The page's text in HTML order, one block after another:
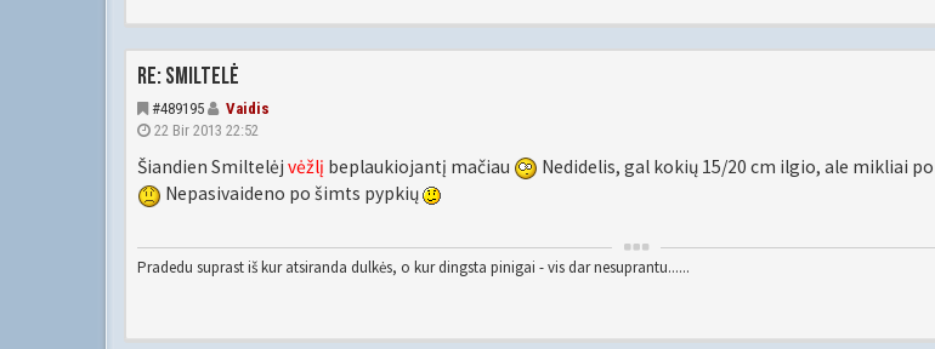
Re: Smiltelė
#489195
Vaidis
22 Bir 2013 22:52
Šiandien Smiltelėj vėžlį beplaukiojantį mačiau
Nedidelis, gal kokių 15/20 cm ilgio, ale mikliai
Nepasivaideno po šimts pypkių
Pradedu suprast iš kur atsiranda dulkės, o kur dingsta pinigai - vis dar nesuprantu......